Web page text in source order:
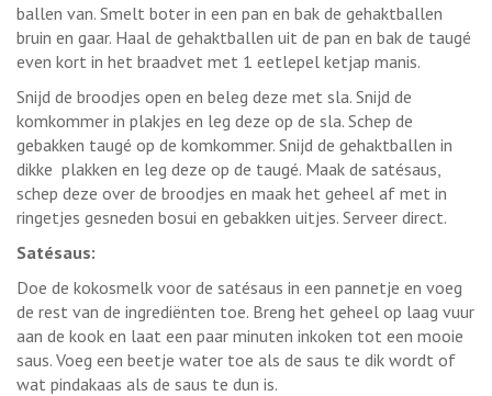
ballen van. Smelt boter in een pan en bak de gehaktballen
bruin en gaar. Haal de gehaktballen uit de pan en bak de taugé
even kort in het braadvet met 1 eetlepel ketjap manis.
Snijd de broodjes open en beleg deze met sla. Snijd de
komkommer in plakjes en leg deze op de sla. Schep de
gebakken taugé op de komkommer. Snijd de gehaktballen in
dikke plakken en leg deze op de taugé. Maak de satésaus,
schep deze over de broodjes en maak het geheel af met in
ringetjes gesneden bosui en gebakken uitjes. Serveer direct.
Satésaus:
Doe de kokosmelk voor de satésaus in een pannetje en voeg
de rest van de ingrediënten toe. Breng het geheel op laag vuur
aan de kook en laat een paar minuten inkoken tot een mooie
saus. Voeg een beetje water toe als de saus te dik wordt of
wat pindakaas als de saus te dun is.